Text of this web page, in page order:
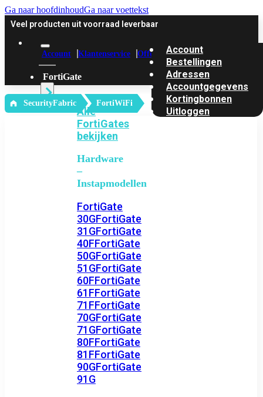
Ga naar hoofdinhoudGa naar voettekst
Veel producten uit voorraad leverbaar
Account Klantenservice Offerte
FortiGate
Alle
FortiGates
bekijken
Hardware
–
Instapmodellen
FortiGate
30GFortiGate
31GFortiGate
40FFortiGate
50GFortiGate
51GFortiGate
60FFortiGate
61FFortiGate
71FFortiGate
70GFortiGate
71GFortiGate
80FFortiGate
81FFortiGate
90GFortiGate
91G
Account
Bestellingen
Adressen
Accountgegevens
Kortingbonnen
Uitloggen
‎ SecurityFabric FortiWiFi